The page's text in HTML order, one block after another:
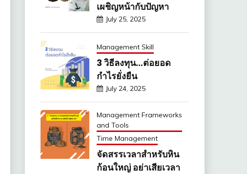
เผชิญหน้ากับปัญหา
July 25, 2025
Management Skill
3 วิธีลงทุน…ต่อยอด
กำไรยั่งยืน
July 24, 2025
Management Frameworks
and Tools
Time Management
จัดสรรเวลาสำหรับหิน
ก้อนใหญ่ อย่าเสียเวลา